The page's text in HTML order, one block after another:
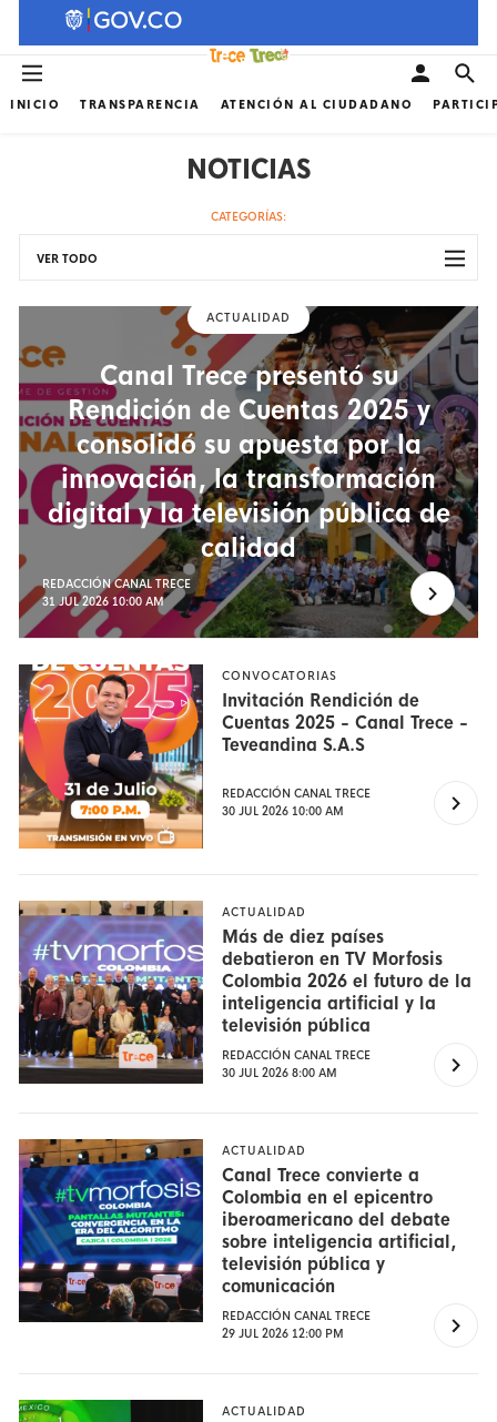
INICIO TRANSPARENCIA ATENCIÓN AL CIUDADANO
NOTICIAS
CATEGORÍAS:
VER TODO
ACTUALIDAD
Canal Trece presentó su
Rendición de Cuentas 2025 y
consolidó su apuesta por la
innovación, la transformación
digital y la televisión pública de
calidad
REDACCIÓN CANAL TRECE
31 JUL 2026 10:00 AM
CONVOCATORIAS
Invitación Rendición de
Cuentas 2025 - Canal Trece -
Teveandina S.A.S
REDACCIÓN CANAL TRECE
30 JUL 2026 10:00 AM
ACTUALIDAD
Más de diez países
debatieron en TV Morfosis
Colombia 2026 el futuro de la
inteligencia artificial y la
televisión pública
REDACCIÓN CANAL TRECE
30 JUL 2026 8:00 AM
ACTUALIDAD
Canal Trece convierte a
Colombia en el epicentro
iberoamericano del debate
sobre inteligencia artificial,
televisión pública y
comunicación
REDACCIÓN CANAL TRECE
29 JUL 2026 12:00 PM
ACTUALIDAD